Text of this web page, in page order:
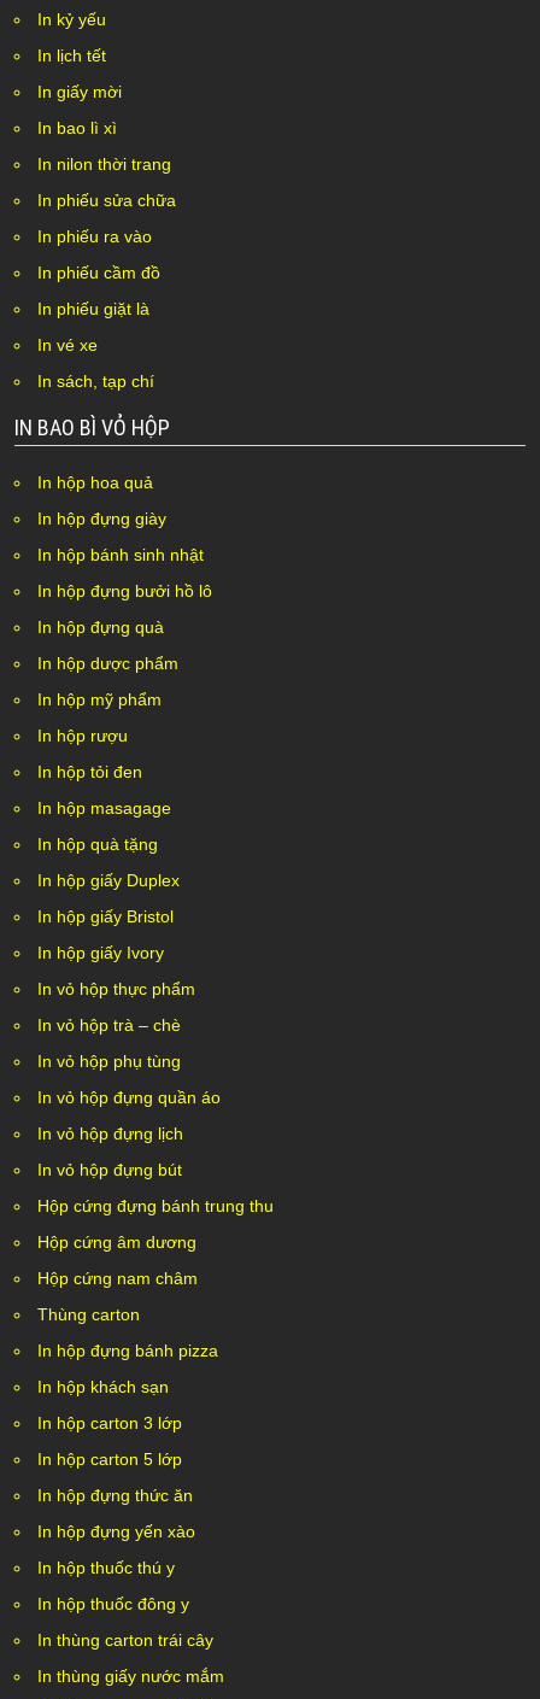
In kỷ yếu
In lịch tết
In giấy mời
In bao lì xì
In nilon thời trang
In phiếu sửa chữa
In phiếu ra vào
In phiếu cầm đồ
In phiếu giặt là
In vé xe
In sách, tạp chí
IN BAO BÌ VỎ HỘP
In hộp hoa quả
In hộp đựng giày
In hộp bánh sinh nhật
In hộp đựng bưởi hồ lô
In hộp đựng quà
In hộp dược phẩm
In hộp mỹ phẩm
In hộp rượu
In hộp tỏi đen
In hộp masagage
In hộp quà tặng
In hộp giấy Duplex
In hộp giấy Bristol
In hộp giấy Ivory
In vỏ hộp thực phẩm
In vỏ hộp trà – chè
In vỏ hộp phụ tùng
In vỏ hộp đựng quần áo
In vỏ hộp đựng lịch
In vỏ hộp đựng bút
Hộp cứng đựng bánh trung thu
Hộp cứng âm dương
Hộp cứng nam châm
Thùng carton
In hộp đựng bánh pizza
In hộp khách sạn
In hộp carton 3 lớp
In hộp carton 5 lớp
In hộp đựng thức ăn
In hộp đựng yến xào
In hộp thuốc thú y
In hộp thuốc đông y
In thùng carton trái cây
In thùng giấy nước mắm